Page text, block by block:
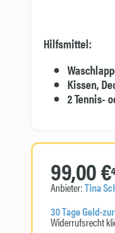
Hilfsmittel:
Kissen,
2 Tennis-
99,00 €
Anbieter:Tina
30 Tage Geld-
Widerrufsrecht